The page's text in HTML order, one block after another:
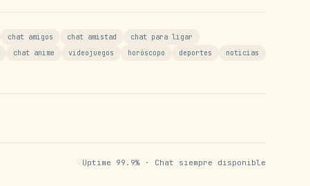
chat amigos chat amistad
chat para ligar
chat anime videojuegos horóscopo deportes
noticias
Uptime 99.9% · Chat siempre disponible